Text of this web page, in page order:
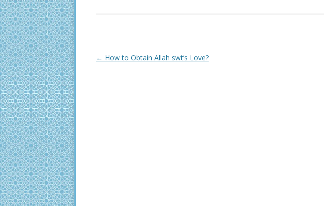
Post
← How to Obtain Allah swt’s Love?